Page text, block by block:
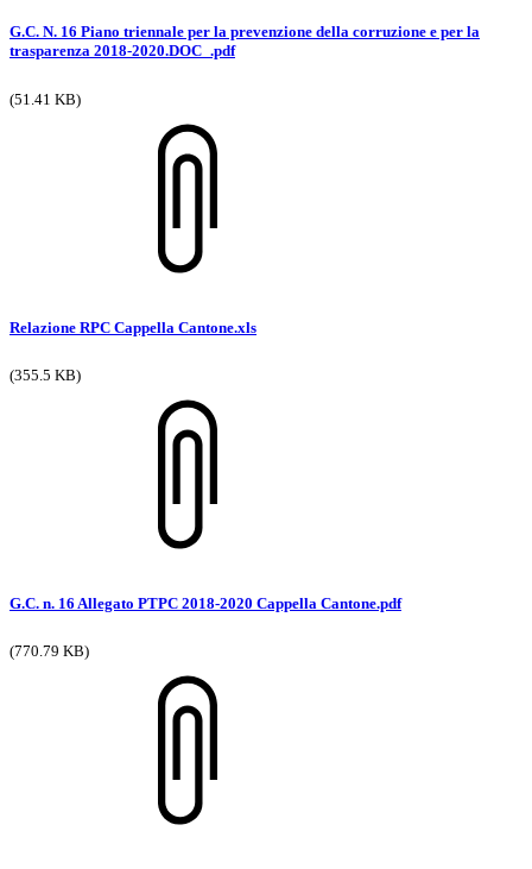
G.C. N. 16 Piano triennale per la prevenzione della corruzione e per la
trasparenza 2018-2020.DOC_.pdf
(51.41 KB)
Relazione RPC Cappella Cantone.xls
(355.5 KB)
G.C. n. 16 Allegato PTPC 2018-2020 Cappella Cantone.pdf
(770.79 KB)